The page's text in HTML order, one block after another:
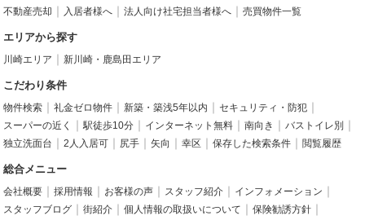
不動産売却
入居者様へ 法人向け社宅担当者様へ 売買物件一覧
エリアから探す
川崎エリア 新川崎・鹿島田エリア
こだわり条件
物件検索 礼金ゼロ物件 新築・築浅5年以内
セキュリティ・防犯
スーパーの近く
駅徒歩10分 インターネット無料 南向き
バストイレ別
独立洗面台
2人入居可 尻手 矢向 幸区 保存した検索条件 閲覧履歴
総合メニュー
会社概要 採用情報 お客様の声 スタッフ紹介
インフォメーション
スタッフブログ
街紹介 個人情報の取扱いについて
保険勧誘方針